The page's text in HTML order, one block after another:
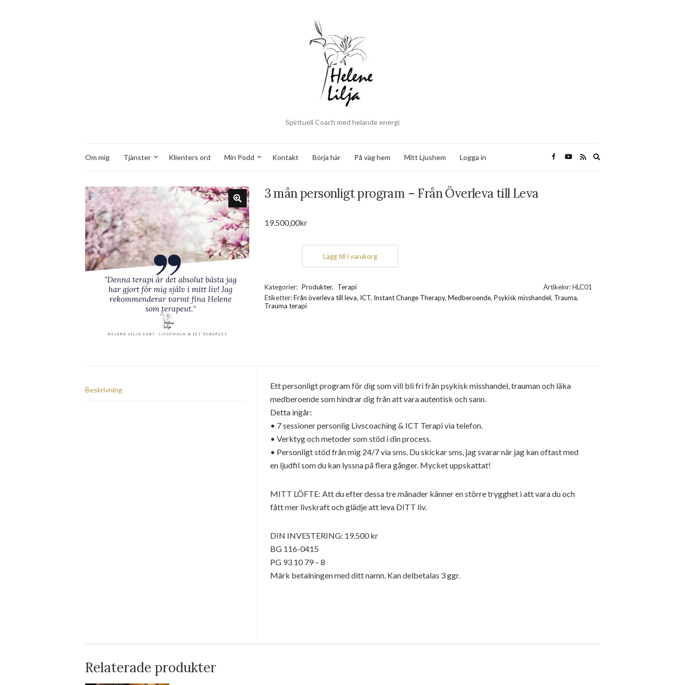
Spirituell Coach med helande energi
Om mig Tjänster Klienters ord Min Podd Kontakt Börja här På väg hem Mitt Ljushem Logga in
3 mån personligt program – Från Överleva till Leva
19.500,00kr
program
-
Lägg till i varukorg
Artikelnr:HLC01
Kategorier: Produkter,
Terapi
Etiketter:Från överleva till leva, ICT, Instant Change Therapy, Medberoende, Psykisk misshandel, Trauma,
Trauma terapi
Beskrivning
Ett personligt program för dig som vill bli fri från psykisk misshandel, trauman och läka
medberoende som hindrar dig från att vara autentisk och sann.
Detta ingår:
• 7 sessioner personlig Livscoaching & ICT Terapi via telefon.
• Verktyg och metoder som stöd i din process
• Personligt stöd från mig 24/7 via sms. Du skickar sms, jag svarar när jag kan oftast med
en ljudfil som du kan lyssna på flera gånger. Mycket uppskattat!
MITT LÖFTE: Att du efter dessa tre månader känner en större trygghet i att vara du och
fått mer livskraft och glädje att leva DITT liv.
DIN INVESTERING: 19.500 kr
BG 116-0415
PG 93 10 79 – 8
Märk betalningen med ditt namn. Kan delbetalas 3 ggr.
Relaterade produkter